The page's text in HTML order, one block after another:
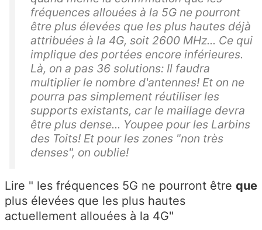
fréquences allouées à la 5G ne pourront
être plus élevées que les plus hautes déjà
attribuées à la 4G, soit 2600 MHz... Ce qui
implique des portées encore inférieures.
Là, on a pas 36 solutions: Il faudra
multiplier le nombre d'antennes! Et on ne
pourra pas simplement réutiliser les
supports existants, car le maillage devra
être plus dense... Youpee pour les Larbins
des Toits! Et pour les zones "non très
denses", on oublie!
Lire " les fréquences 5G ne pourront être que
plus élevées que les plus hautes
actuellement allouées à la 4G"